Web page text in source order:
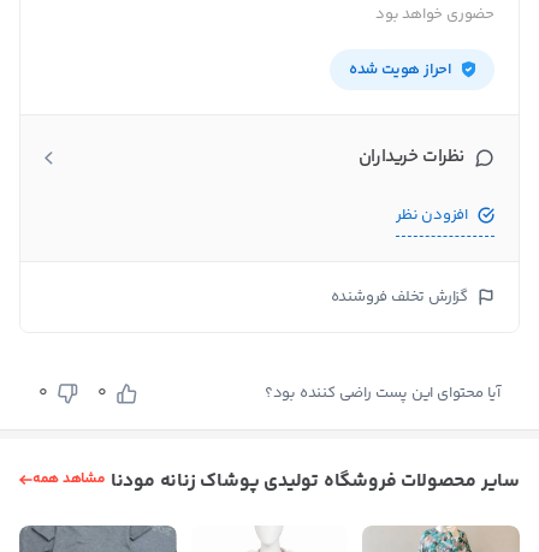
حضوری خواهد بود
احراز هویت شده
نظرات خریداران
افزودن نظر
گزارش تخلف فروشنده
آیا محتوای این پست راضی کننده بود؟ 0
0
سایر محصولات فروشگاه تولیدی پوشاک زنانه مودنا مشاهد همه